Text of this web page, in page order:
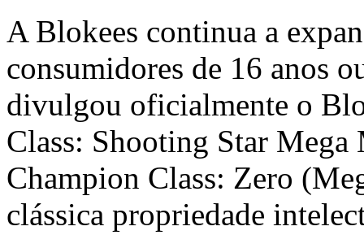
A Blokees continua a
consumidores de 16 anos
divulgou oficialmente o
Class: Shooting Star
Champion Class: Zero
clássica propriedade